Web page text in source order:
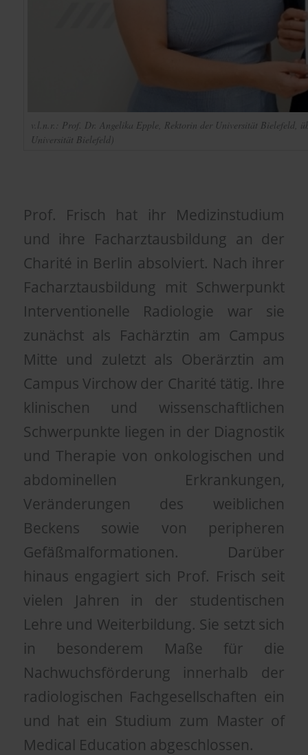
v.l.n.r.: Prof. Dr. Angelika Epple, Rektorin der Universität Bielefeld,
Universität Bielefeld)
Prof. Frisch hat ihr Medizinstudium
und ihre Facharztausbildung an der
Charité in Berlin absolviert. Nach ihrer
Facharztausbildung mit Schwerpunkt
Interventionelle Radiologie war sie
zunächst als Fachärztin am Campus
Mitte und zuletzt als Oberärztin am
Campus Virchow der Charité tätig. Ihre
klinischen und wissenschaftlichen
Schwerpunkte liegen in der Diagnostik
und Therapie von onkologischen und
abdominellen Erkrankungen,
Veränderungen des weiblichen
Beckens sowie von peripheren
Gefäßmalformationen. Darüber
hinaus engagiert sich Prof. Frisch seit
vielen Jahren in der studentischen
Lehre und Weiterbildung. Sie setzt sich
in besonderem Maße für die
Nachwuchsförderung innerhalb der
radiologischen Fachgesellschaften ein
und hat ein Studium zum Master of
Medical Education abgeschlossen.